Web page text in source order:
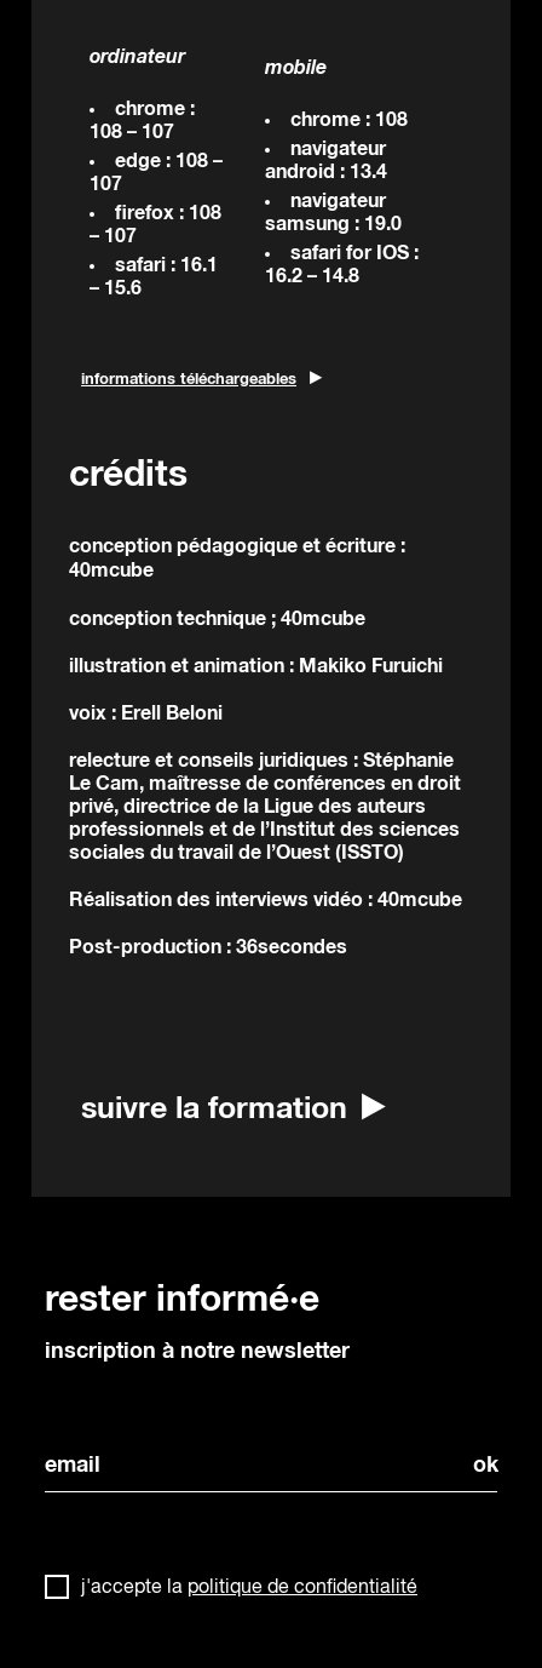
ordinateur
chrome :
108 – 107
edge : 108 –
107
firefox : 108
– 107
safari : 16.1
– 15.6
mobile
chrome : 108
navigateur
android : 13.4
navigateur
samsung : 19.0
safari for IOS :
16.2 – 14.8
informations téléchargeables
crédits
conception pédagogique et écriture :
40mcube
conception technique ; 40mcube
illustration et animation : Makiko Furuichi
voix : Erell Beloni
relecture et conseils juridiques : Stéphanie
Le Cam, maîtresse de conférences en droit
privé, directrice de la Ligue des auteurs
professionnels et de l’Institut des sciences
sociales du travail de l’Ouest (ISSTO)
Réalisation des interviews vidéo : 40mcube
Post-production : 36secondes
suivre la formation
rester informé·e
inscription à notre newsletter
j'accepte la politique de confidentialité